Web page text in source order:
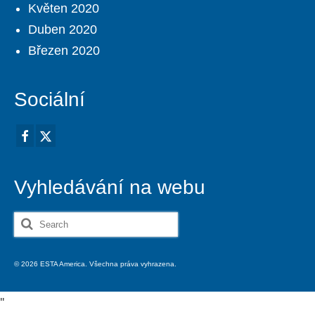
Květen 2020
Duben 2020
Březen 2020
Sociální
Vyhledávání na webu
Search
for:
© 2026 ESTA America. Všechna práva vyhrazena.
''